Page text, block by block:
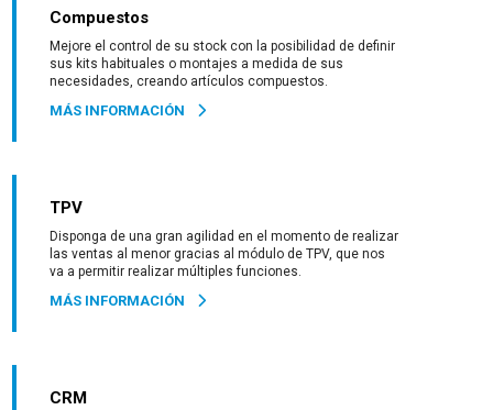
Compuestos
Mejore el control de su stock con la posibilidad de definir
sus kits habituales o montajes a medida de sus
necesidades, creando artículos compuestos.
MÁS INFORMACIÓN
TPV
Disponga de una gran agilidad en el momento de realizar
las ventas al menor gracias al módulo de TPV, que nos
va a permitir realizar múltiples funciones.
MÁS INFORMACIÓN
CRM